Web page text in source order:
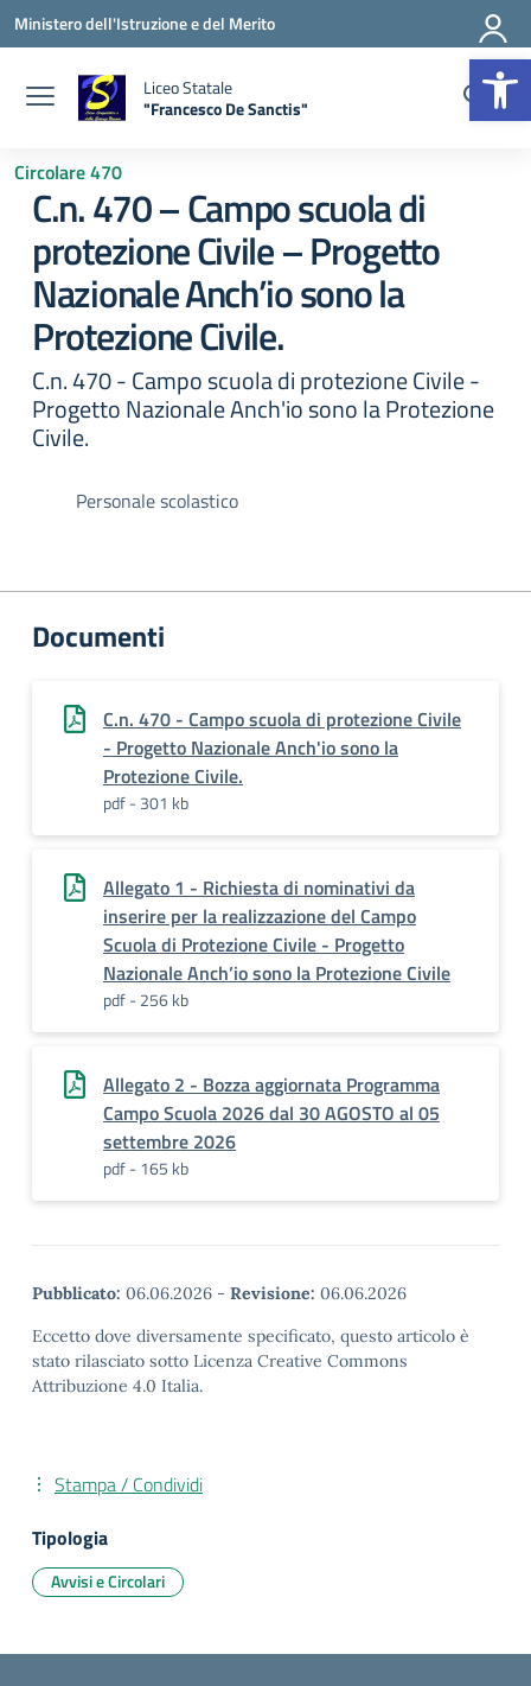
Vai ai contenuti
Vai al menu di navigazione
Vai al footer
Ministero dell'Istruzione e del Merito
Liceo Statale
"Francesco De Sanctis"
Circolare 470
C.n. 470 – Campo scuola di
protezione Civile – Progetto
Nazionale Anch’io sono la
Protezione Civile.
C.n. 470 - Campo scuola di protezione Civile -
Progetto Nazionale Anch'io sono la Protezione
Civile.
Personale scolastico
Documenti
C.n. 470 - Campo scuola di protezione Civile
- Progetto Nazionale Anch'io sono la
Protezione Civile.
pdf - 301 kb
Allegato 1 - Richiesta di nominativi da
inserire per la realizzazione del Campo
Scuola di Protezione Civile - Progetto
Nazionale Anch’io sono la Protezione Civile
pdf - 256 kb
Allegato 2 - Bozza aggiornata Programma
Campo Scuola 2026 dal 30 AGOSTO al 05
settembre 2026
pdf - 165 kb
Pubblicato: 06.06.2026 - Revisione: 06.06.2026
Eccetto dove diversamente specificato, questo articolo è
stato rilasciato sotto Licenza Creative Commons
Attribuzione 4.0 Italia.
Stampa / Condividi
Tipologia
Avvisi e Circolari